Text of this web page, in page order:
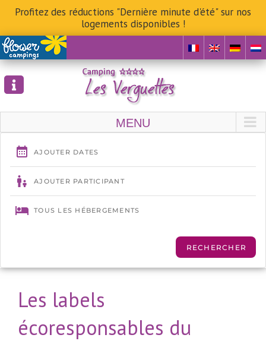
Profitez des réductions "Dernière minute d'été" sur nos
logements disponibles !
Skip
to
content
Les labels
écoresponsables du